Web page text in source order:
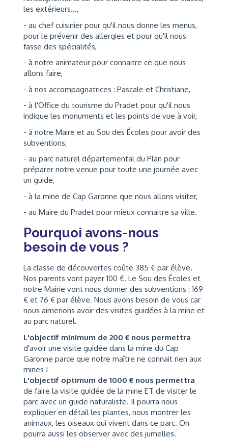
les extérieurs...,
- au chef cuisinier pour qu'il nous donne les menus,
pour le prévenir des allergies et pour qu'il nous
fasse des spécialités,
- à notre animateur pour connaitre ce que nous
allons faire,
- à nos accompagnatrices : Pascale et Christiane,
- à l'Office du tourisme du Pradet pour qu'il nous
indique les monuments et les points de vue à voir,
- à notre Maire et au Sou des Écoles pour avoir des
subventions,
- au parc naturel départemental du Plan pour
préparer notre venue pour toute une journée avec
un guide,
- à la mine de Cap Garonne que nous allons visiter,
- au Maire du Pradet pour mieux connaitre sa ville.
Pourquoi avons-nous
besoin de vous ?
La classe de découvertes coûte 385 € par élève.
Nos parents vont payer 100 €. Le Sou des Écoles et
notre Mairie vont nous donner des subventions : 169
€ et 76 € par élève. Nous avons besoin de vous car
nous aimerions avoir des visites guidées à la mine et
au parc naturel.
L'objectif minimum de 200 € nous permettra
d'avoir une visite guidée dans la mine du Cap
Garonne parce que notre maître ne connait rien aux
mines !
L'objectif optimum de 1000 € nous permettra
de faire la visite guidée de la mine ET de visiter le
parc avec un guide naturaliste. Il pourra nous
expliquer en détail les plantes, nous montrer les
animaux, les oiseaux qui vivent dans ce parc. On
pourra aussi les observer avec des jumelles.